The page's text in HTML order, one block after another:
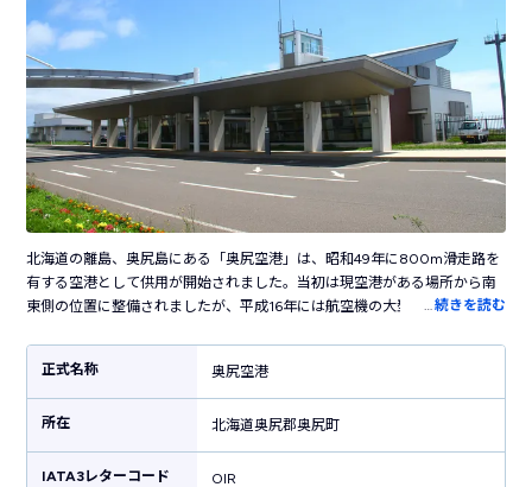
北海道の離島、奥尻島にある「奥尻空港」は、昭和49年に800m滑走路を
有する空港として供用が開始されました。当初は現空港がある場所から南
東側の位置に整備されましたが、平成16年には航空機の大型化に対応する
ち、新空港として再び供用がはじまりました。奥尻空港は観光客はもちろ
ん、島民の生活を支えるアクセス手段として島の重要な役割を担ってお
り、現在はHAC（JALグループ）によって道内を結ぶ2路線（函館・丘珠）
の定期便が就航しています。また、小さな空港ですが送迎デッキの見晴ら
しは良く、美しく広がる日本海を眺めることができる眺望スポットになっ
ています。
続きを読む
正式名称 奥尻空港
所在 北海道奥尻郡奥尻町
IATA3レターコード OIR